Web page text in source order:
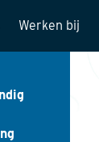
Werken bij